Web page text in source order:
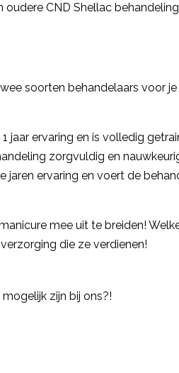
CND Shellac
soorten behandelaars voor
jaar ervaring en is volledig
zorgvuldig en
jaren ervaring en voert de
mee uit te breiden!
die ze verdienen!
zijn bij ons?!